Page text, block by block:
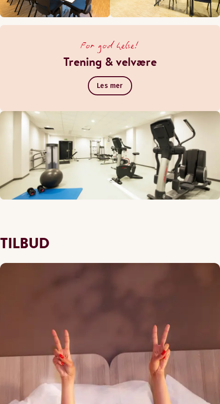
For god helse!
Trening & velvære
Les mer
TILBUD